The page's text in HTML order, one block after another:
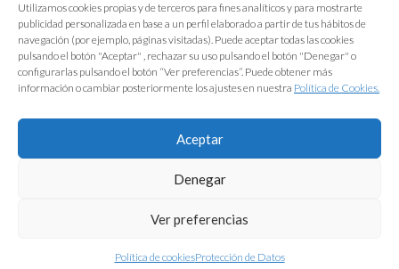
Utilizamos cookies propias y de terceros para fines analíticos y para mostrarte
publicidad personalizada en base a un perfil elaborado a partir de tus hábitos de
navegación (por ejemplo, páginas visitadas). Puede aceptar todas las cookies
pulsando el botón "Aceptar" , rechazar su uso pulsando el botón "Denegar" o
configurarlas pulsando el botón “Ver preferencias”. Puede obtener más
información o cambiar posteriormente los ajustes en nuestra Política de Cookies.
Aceptar
Denegar
Ver preferencias
Política de cookiesProtección de Datos
que desarrolla el Colegio de Arquitectos de Cádiz
Nombre *
E-mail *